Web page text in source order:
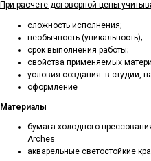
При расчете договорной цены
сложность исполнения;
необычность (уникальность);
срок выполнения работы;
свойства применяемых
условия создания: в студии,
оформление
Материалы
бумага холодного
Arches
акварельные светостойкие